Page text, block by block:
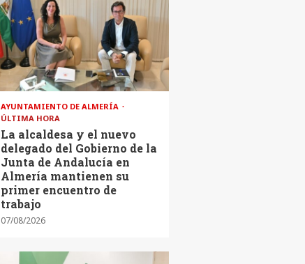
AYUNTAMIENTO DE ALMERÍA
ÚLTIMA HORA
La alcaldesa y el nuevo
delegado del Gobierno de la
Junta de Andalucía en
Almería mantienen su
primer encuentro de
trabajo
07/08/2026